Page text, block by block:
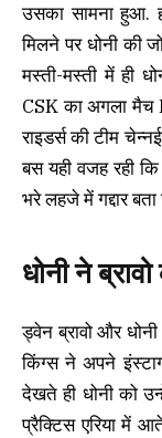
उसका सामना हुआ.
मिलने पर धोनी की
मस्ती-मस्ती में ही
CSK का अगला मैच
राइडर्स की टीम
बस यही वजह रही
भरे लहजे में गद्दार बता
धोनी ने
ड्वेन ब्रावो और
किंग्स ने अपने
देखते ही धोनी को
प्रैक्टिस एरिया में